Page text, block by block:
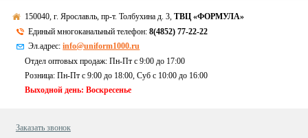
150040, г. Ярославль, пр-т. Толбухина д. 3,ТВЦ «ФОРМУЛА»
Единый многоканальный телефон:8(4852) 77-22-22
Эл.адрес:info@uniform1000.ru
Отдел оптовых продаж: Пн-Пт с 9:00 до 17:00
Розница: Пн-Пт с 9:00 до 18:00, Суб c 10:00 до 16:00
Выходной день: Воскресенье
Заказать звонок